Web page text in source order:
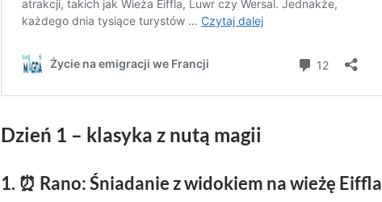
Dzień 1 – klasyka z nutą magii
1. ⏰ Rano: Śniadanie z widokiem na wieżę Eiffla